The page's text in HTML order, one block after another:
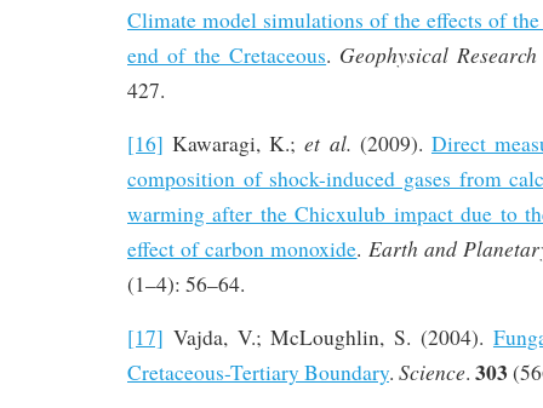
Climate model simulations of the effects of
end of the Cretaceous. Geophysical
427.
[16] Kawaragi, K.;et al. (2009). Direct
composition of shock-induced gases from
warming after the Chicxulub impact due to
effect of carbon monoxide. Earth and
(1–4): 56–64.
[17] Vajda, V.; McLoughlin, S. (2004).
Cretaceous-Tertiary Boundary. Science. 303